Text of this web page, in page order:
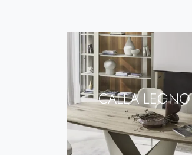
CALLA LEGNO